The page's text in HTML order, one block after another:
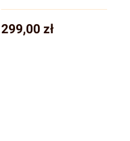
Cena
299,00 zł